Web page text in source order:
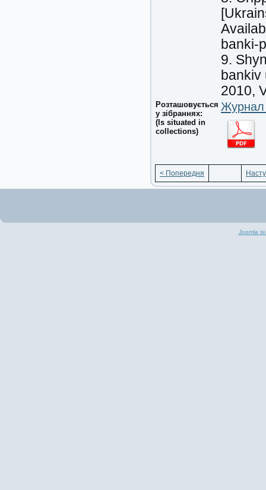
banki-
9.
2010,
Розташовується
у зібраннях:
(Is situated in
collections)
Журнал
< Попередня
Joomla